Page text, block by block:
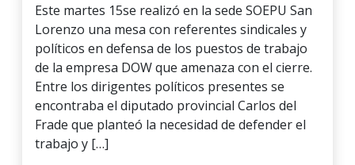
Este martes 15se realizó en la sede SOEPU San
Lorenzo una mesa con referentes sindicales y
políticos en defensa de los puestos de trabajo
de la empresa DOW que amenaza con el cierre.
Entre los dirigentes políticos presentes se
encontraba el diputado provincial Carlos del
Frade que planteó la necesidad de defender el
trabajo y […]